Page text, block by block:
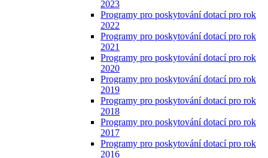
2023
Programy pro poskytování dotací pro rok
2022
Programy pro poskytování dotací pro rok
2021
Programy pro poskytování dotací pro rok
2020
Programy pro poskytování dotací pro rok
2019
Programy pro poskytování dotací pro rok
2018
Programy pro poskytování dotací pro rok
2017
Programy pro poskytování dotací pro rok
2016